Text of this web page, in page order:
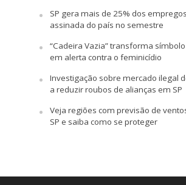
SP gera mais de 25% dos
assinada do país no semestre
“Cadeira Vazia” transforma
em alerta contra o feminicídio
Investigação sobre mercado ilegal
a reduzir roubos de alianças em SP
Veja regiões com previsão de
SP e saiba como se proteger